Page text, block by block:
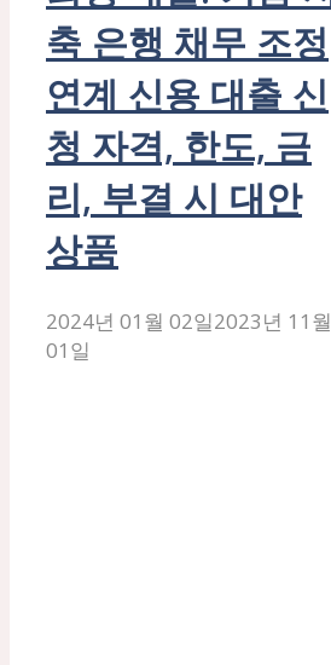
축 은행 채무 조정
연계 신용 대출 신
청 자격, 한도, 금
리, 부결 시 대안
상품
2024년 01월 02일2023년 11월
01일